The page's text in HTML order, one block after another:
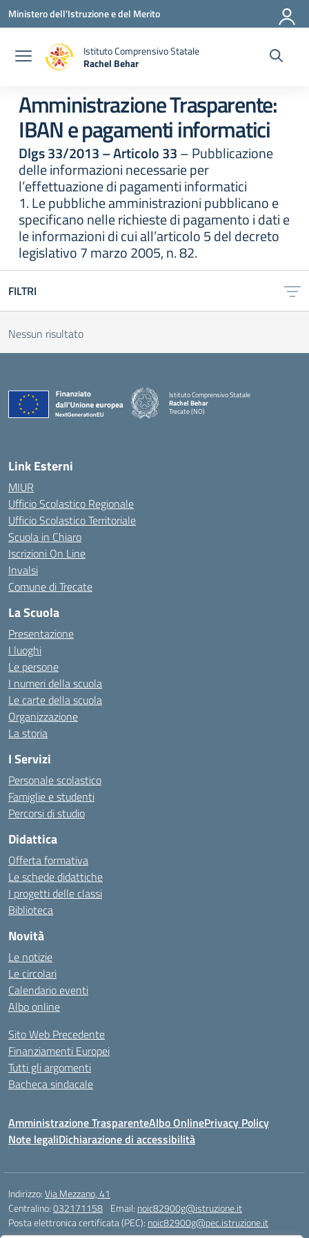
Vai ai contenuti
Vai al menu di navigazione
Vai al footer
Ministero dell'Istruzione e del Merito
Istituto Comprensivo Statale
Rachel Behar
Amministrazione Trasparente:
IBAN e pagamenti informatici
Dlgs 33/2013 – Articolo 33– Pubblicazione
delle informazioni necessarie per
l’effettuazione di pagamenti informatici
1. Le pubbliche amministrazioni pubblicano e
specificano nelle richieste di pagamento i dati e
le informazioni di cui all’articolo 5 del decreto
legislativo 7 marzo 2005, n. 82.
FILTRI
Nessun risultato
Istituto Comprensivo Statale
Rachel Behar
Trecate (NO)
Link Esterni
MIUR
Ufficio Scolastico Regionale
Ufficio Scolastico Territoriale
Scuola in Chiaro
Iscrizioni On Line
Invalsi
Comune di Trecate
La Scuola
Presentazione
I luoghi
Le persone
I numeri della scuola
Le carte della scuola
Organizzazione
La storia
I Servizi
Personale scolastico
Famiglie e studenti
Percorsi di studio
Didattica
Offerta formativa
Le schede didattiche
I progetti delle classi
Biblioteca
Novità
Le notizie
Le circolari
Calendario eventi
Albo online
Sito Web Precedente
Finanziamenti Europei
Tutti gli argomenti
Bacheca sindacale
Amministrazione TrasparenteAlbo OnlinePrivacy Policy
Note legaliDichiarazione di accessibilità
Indirizzo:Via Mezzano, 41
Centralino:032171158 Email: noic82900g@istruzione.it
Posta elettronica certificata (PEC): noic82900g@pec.istruzione.it